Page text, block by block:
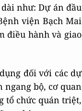
như: Dự án đầu
viện Bạch Mai
điều hành và giao
đối với các dự
bộ, cơ quan
tổ chức quán triệt,